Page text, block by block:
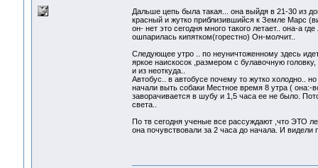
Дальше цепь была такая... она выйдя в 21-30 из
красный и жутко приблизившийся к Земле Марс
он- нет это сегодня много такого летает.. она-а
ошпарилась кипятком(горестно) Он-молчит..
Следующее утро .. по неуничтоженному здесь
яркое наискосок ,размером с булавочную
и из неоткуда..
Автобус.. в автобусе почему то жутко холодно..
начали выть собаки Местное время 8 утра ( она:-
заворачивается в шубу и 1,5 часа ее не было.
света..
По тв сегодня ученые все рассуждают ,что ЭТО
она почувствовали за 2 часа до начала. И видели